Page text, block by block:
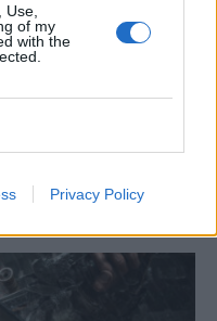
of my
with the
Privacy Policy